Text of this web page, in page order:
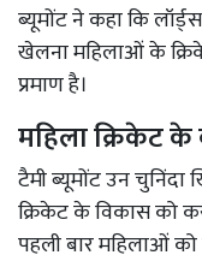
ब्यूमोंट ने कहा कि
खेलना महिलाओं के
प्रमाण है।
महिला क्रिकेट
टैमी ब्यूमोंट उन चुनिंदा
क्रिकेट के विकास को
पहली बार महिलाओं